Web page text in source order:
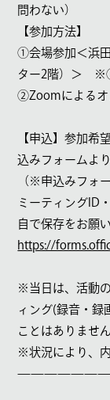
問わない）
【参加方法】
①会場参加＜浜
ター2 階）＞ ※①
②Zoomによる
【申込】参加希
込みフォームよ
（※申込みフォ
ミーティング ID
自で保存をお願
https://
※当日は、活動
ィング(録音・録
ことはありません
※状況により、